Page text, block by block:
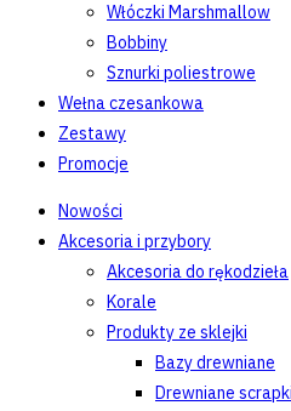
Włóczki Marshmallow
Bobbiny
Sznurki poliestrowe
Wełna czesankowa
Zestawy
Promocje
Nowości
Akcesoria i przybory
Akcesoria do rękodzieła
Korale
Produkty ze sklejki
Bazy drewniane
Drewniane scrapki